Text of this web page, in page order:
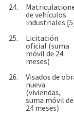
24.
de vehículos
industriales
25.
Licitación
oficial (suma
móvil de 24
meses)
26.
Visados de
nueva
(viviendas,
suma móvil de
24 meses)